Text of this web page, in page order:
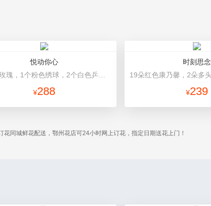
悦动你心
¥288
时刻思念
¥239
同城鲜花配送，鄂州花店可24小时网上订花，指定日期送花上门！